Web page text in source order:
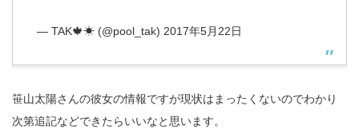
— TAK🍁☀ (@pool_tak) 2017年5月22日
笹山太陽さんの彼女の情報ですが現状はまったくないのでわかり
次第追記などできたらいいなと思います。